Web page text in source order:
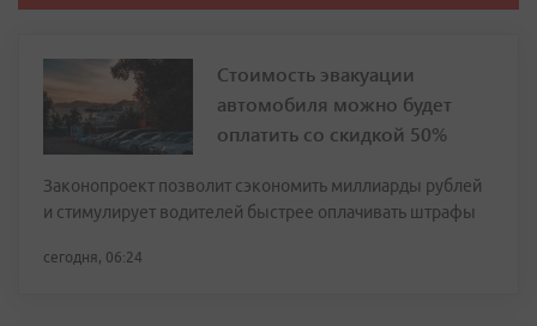
Стоимость эвакуации
автомобиля можно будет
оплатить со скидкой 50%
Законопроект позволит сэкономить миллиарды рублей
и стимулирует водителей быстрее оплачивать штрафы
сегодня, 06:24